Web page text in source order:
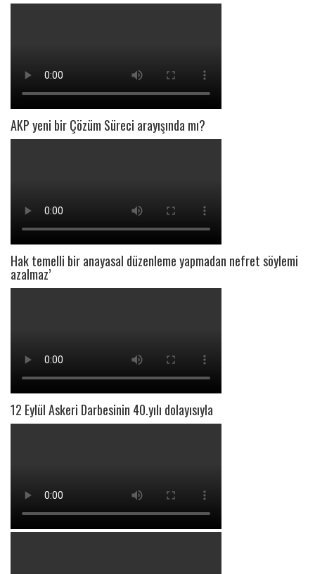
AKP yeni bir Çözüm Süreci arayışında mı?
Hak temelli bir anayasal düzenleme yapmadan nefret söylemi
azalmaz’
12 Eylül Askeri Darbesinin 40.yılı dolayısıyla